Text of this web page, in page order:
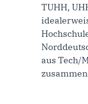
TUHH,
aus Tech/